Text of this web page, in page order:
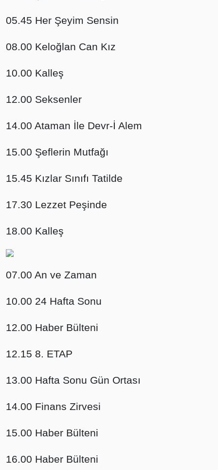
05.45 Her Şeyim Sensin
08.00 Keloğlan Can Kız
10.00 Kalleş
12.00 Seksenler
14.00 Ataman İle Devr-İ Alem
15.00 Şeflerin Mutfağı
15.45 Kızlar Sınıfı Tatilde
17.30 Lezzet Peşinde
18.00 Kalleş
07.00 An ve Zaman
10.00 24 Hafta Sonu
12.00 Haber Bülteni
12.15 8. ETAP
13.00 Hafta Sonu Gün Ortası
14.00 Finans Zirvesi
15.00 Haber Bülteni
16.00 Haber Bülteni